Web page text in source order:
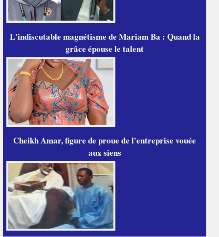
L'indiscutable magnétisme de Mariam Ba : Quand la
grâce épouse le talent
Cheikh Amar, figure de proue de l'entreprise vouée
aux siens